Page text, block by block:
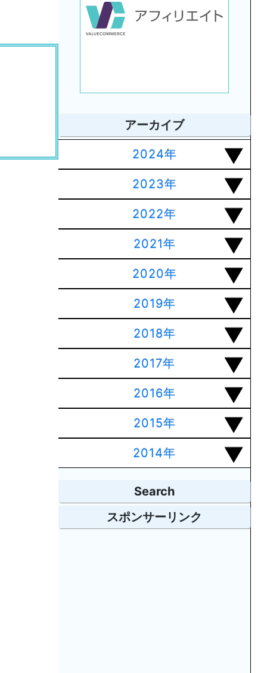
アーカイブ
2024年
2023年
2022年
2021年
2020年
2019年
2018年
2017年
2016年
2015年
2014年
Search
スポンサーリンク